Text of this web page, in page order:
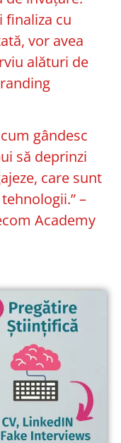
finaliza cu
vor avea
alături de
gândesc
să deprinzi
care sunt
–
Academy